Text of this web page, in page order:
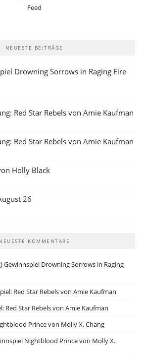
NEUESTE BEITRÄGE
Drowning Sorrows in Raging Fire
Red Star Rebels von Amie Kaufman
Red Star Rebels von Amie Kaufman
Holly Black
26
KOMMENTARE
Gewinnspiel Drowning Sorrows in Raging
Red Star Rebels von Amie Kaufman
Red Star Rebels von Amie Kaufman
Prince von Molly X. Chang
Nightblood Prince von Molly X.